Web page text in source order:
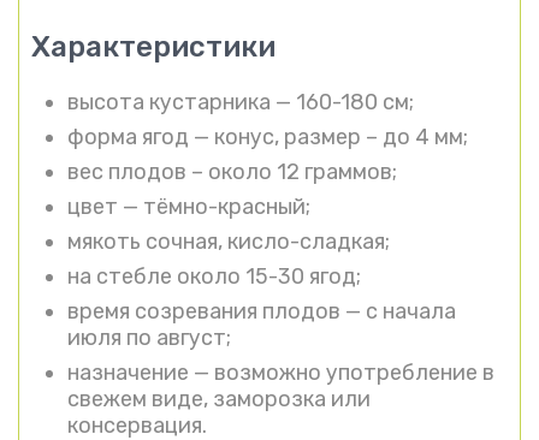
Характеристики
высота кустарника — 160-180 см;
форма ягод — конус, размер – до 4 мм;
вес плодов – около 12 граммов;
цвет — тёмно-красный;
мякоть сочная, кисло-сладкая;
на стебле около 15-30 ягод;
время созревания плодов — с начала
июля по август;
назначение — возможно употребление в
свежем виде, заморозка или
консервация.